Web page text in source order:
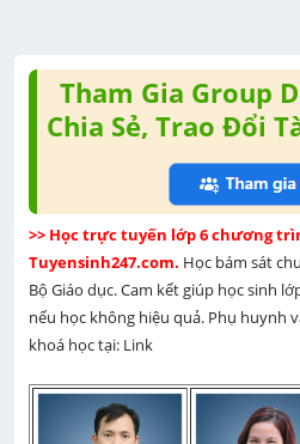
Tham Gia Group
Chia Sẻ, Trao Đổi
>> Học trực tuyến lớp 6 chương
Tuyensinh247.com. Học bám sát
Bộ Giáo dục. Cam kết giúp học sinh
nếu học không hiệu quả. Phụ huynh
khoá học tại: Link